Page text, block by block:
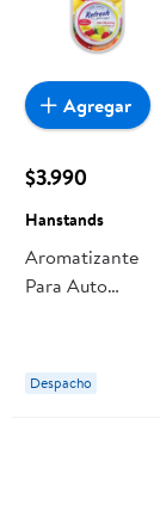
$3.990
Hanstands
Aromatizante
Para Auto
Limonada
Hanstands
Despacho
Agregar